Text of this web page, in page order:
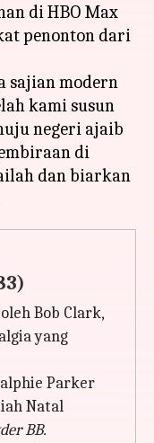
di HBO Max
penonton dari
sajian modern
kami susun
negeri ajaib
di
dan biarkan
Bob Clark,
yang
Parker
Natal
BB.